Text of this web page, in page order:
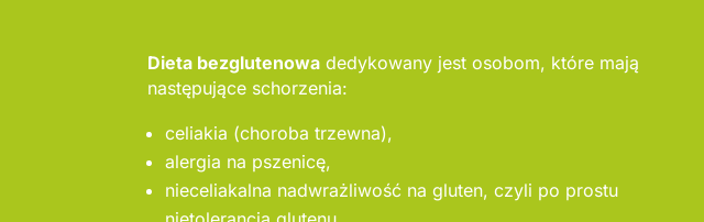
Dieta bezglutenowa dedykowany jest osobom, które mają
następujące schorzenia:
celiakia (choroba trzewna),
alergia na pszenicę,
nieceliakalna nadwrażliwość na gluten, czyli po prostu